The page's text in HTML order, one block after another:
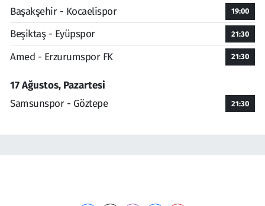
Başakşehir - Kocaelispor
19:00
Beşiktaş - Eyüpspor 21:30
Amed - Erzurumspor FK 21:30
17 Ağustos, Pazartesi
Samsunspor - Göztepe
21:30